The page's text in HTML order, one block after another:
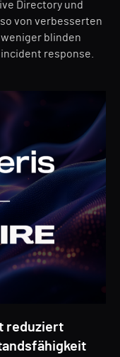
Directory und
von verbesserten
blinden
response.
reduziert